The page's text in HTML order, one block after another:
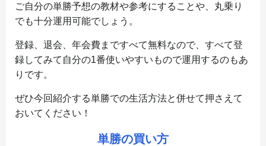
ご自分の単勝予想の教材や参考にすることや、丸乗り
でも十分運用可能でしょう。
登録、退会、年会費まですべて無料なので、すべて登
録してみて自分の1番使いやすいもので運用するのもあ
りです。
ぜひ今回紹介する単勝での生活方法と併せて押さえて
おいてください！
単勝の買い方